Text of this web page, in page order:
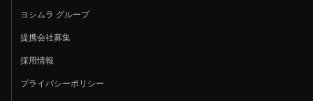
ヨシムラ グループ
提携会社募集
採用情報
プライバシーポリシー